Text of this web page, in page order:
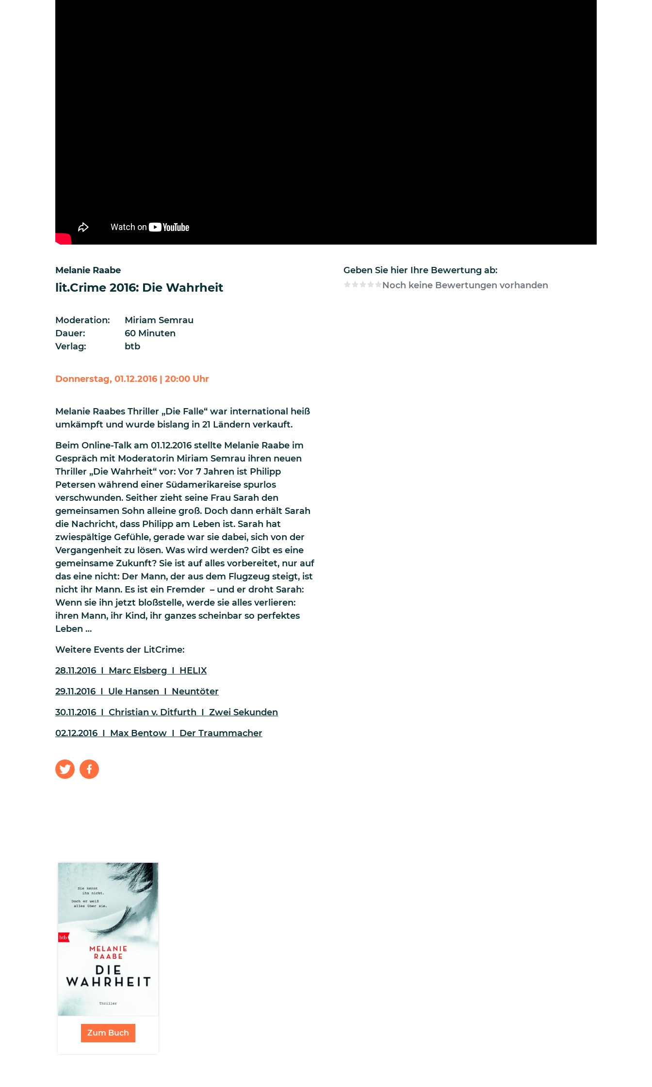
Geben Sie hier Ihre Bewertung ab:
Noch keine Bewertungen vorhanden
Melanie Raabe
lit.Crime 2016: Die Wahrheit
Moderation:
Miriam Semrau
Dauer:
60 Minuten
Verlag:
btb
Donnerstag, 01.12.2016 | 20:00 Uhr
Melanie Raabes Thriller „Die Falle“ war international heiß
umkämpft und wurde bislang in 21 Ländern verkauft.
Beim Online-Talk am 01.12.2016 stellte Melanie Raabe im
Gespräch mit Moderatorin Miriam Semrau ihren neuen
Thriller „Die Wahrheit“ vor: Vor 7 Jahren ist Philipp
Petersen während einer Südamerikareise spurlos
verschwunden. Seither zieht seine Frau Sarah den
gemeinsamen Sohn alleine groß. Doch dann erhält Sarah
die Nachricht, dass Philipp am Leben ist. Sarah hat
zwiespältige Gefühle, gerade war sie dabei, sich von der
Vergangenheit zu lösen. Was wird werden? Gibt es eine
gemeinsame Zukunft? Sie ist auf alles vorbereitet, nur auf
das eine nicht: Der Mann, der aus dem Flugzeug steigt, ist
nicht ihr Mann. Es ist ein Fremder – und er droht Sarah:
Wenn sie ihn jetzt bloßstelle, werde sie alles verlieren:
ihren Mann, ihr Kind, ihr ganzes scheinbar so perfektes
Leben …
Weitere Events der LitCrime:
28.11.2016 I Marc Elsberg I HELIX
29.11.2016 I Ule Hansen I Neuntöter
30.11.2016 I Christian v. Ditfurth I Zwei Sekunden
02.12.2016 I Max Bentow I Der Traummacher
Zum Buch